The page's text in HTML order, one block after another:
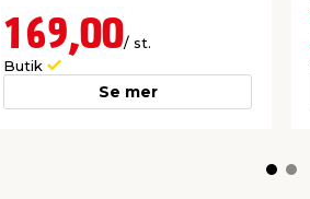
169,00/ st.
Butik
Se mer